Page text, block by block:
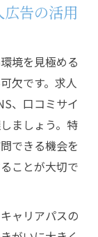
告の活用
境を見極める
欠です。求人
、口コミサイ
ましょう。特
できる機会を
ことが大切で
ャリアパスの